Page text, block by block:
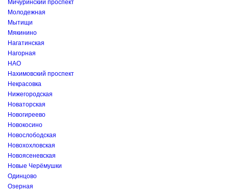
Мичуринский проспект
Молодежная
Мытищи
Мякинино
Нагатинская
Нагорная
НАО
Нахимовский проспект
Некрасовка
Нижегородская
Новаторская
Новогиреево
Новокосино
Новослободская
Новохохловская
Новоясеневская
Новые Черёмушки
Одинцово
Озерная